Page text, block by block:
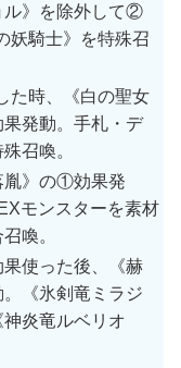
ル》を除外して②
妖騎士》を特殊召
た時、《白の聖女
発動。手札・デ
召喚。
胤》の①効果発
モンスターを素材
喚。
果使った後、《赫
《氷剣竜ミラジ
炎竜ルベリオ